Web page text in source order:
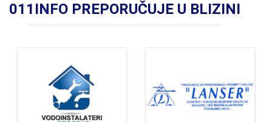
011INFO PREPORUČUJE U BLIZINI